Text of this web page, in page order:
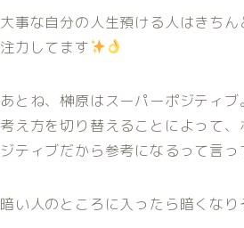
大事な自分の人生預ける人はきち
注力してます
あとね、榊原はスーパーポジティ
考え方を切り替えることによって
ジティブだから参考になるって言っ
暗い人のところに入ったら暗くなり